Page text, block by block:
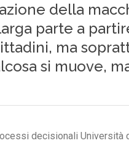
della
parte a
ma
si muove,
decisionali Università